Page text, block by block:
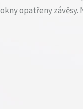
opatřeny závěsy.